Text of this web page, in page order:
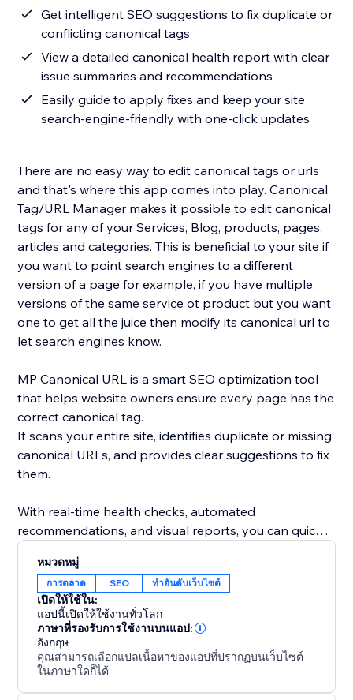
Get intelligent SEO suggestions to fix duplicate or
conflicting canonical tags
View a detailed canonical health report with clear
issue summaries and recommendations
Easily guide to apply fixes and keep your site
search-engine-friendly with one-click updates
There are no easy way to edit canonical tags or urls
and that's where this app comes into play. Canonical
Tag/URL Manager makes it possible to edit canonical
tags for any of your Services, Blog, products, pages,
articles and categories. This is beneficial to your site if
you want to point search engines to a different
version of a page for example, if you have multiple
versions of the same service ot product but you want
one to get all the juice then modify its canonical url to
let search engines know.
MP Canonical URL is a smart SEO optimization tool
that helps website owners ensure every page has the
correct canonical tag.
It scans your entire site, identifies duplicate or missing
canonical URLs, and provides clear suggestions to fix
them.
With real-time health checks, automated
recommendations, and visual reports, you can quickly
eliminate indexing conflicts.
By maintaining accurate canonical links, you improve
your site’s SEO performance, avoid duplicate content
issues, and strengthen your ranking consistency.
หมวดหมู่
การตลาด SEO ทำอันดับเว็บไซต์
เปิดให้ใช้ใน:
แอปนี้เปิดให้ใช้งานทั่วโลก
ภาษาที่รองรับการใช้งานบนแอป:
อังกฤษ
คุณสามารถเลือกแปลเนื้อหาของแอปที่ปรากฏบนเว็บไซต์
ในภาษาใดก็ได้